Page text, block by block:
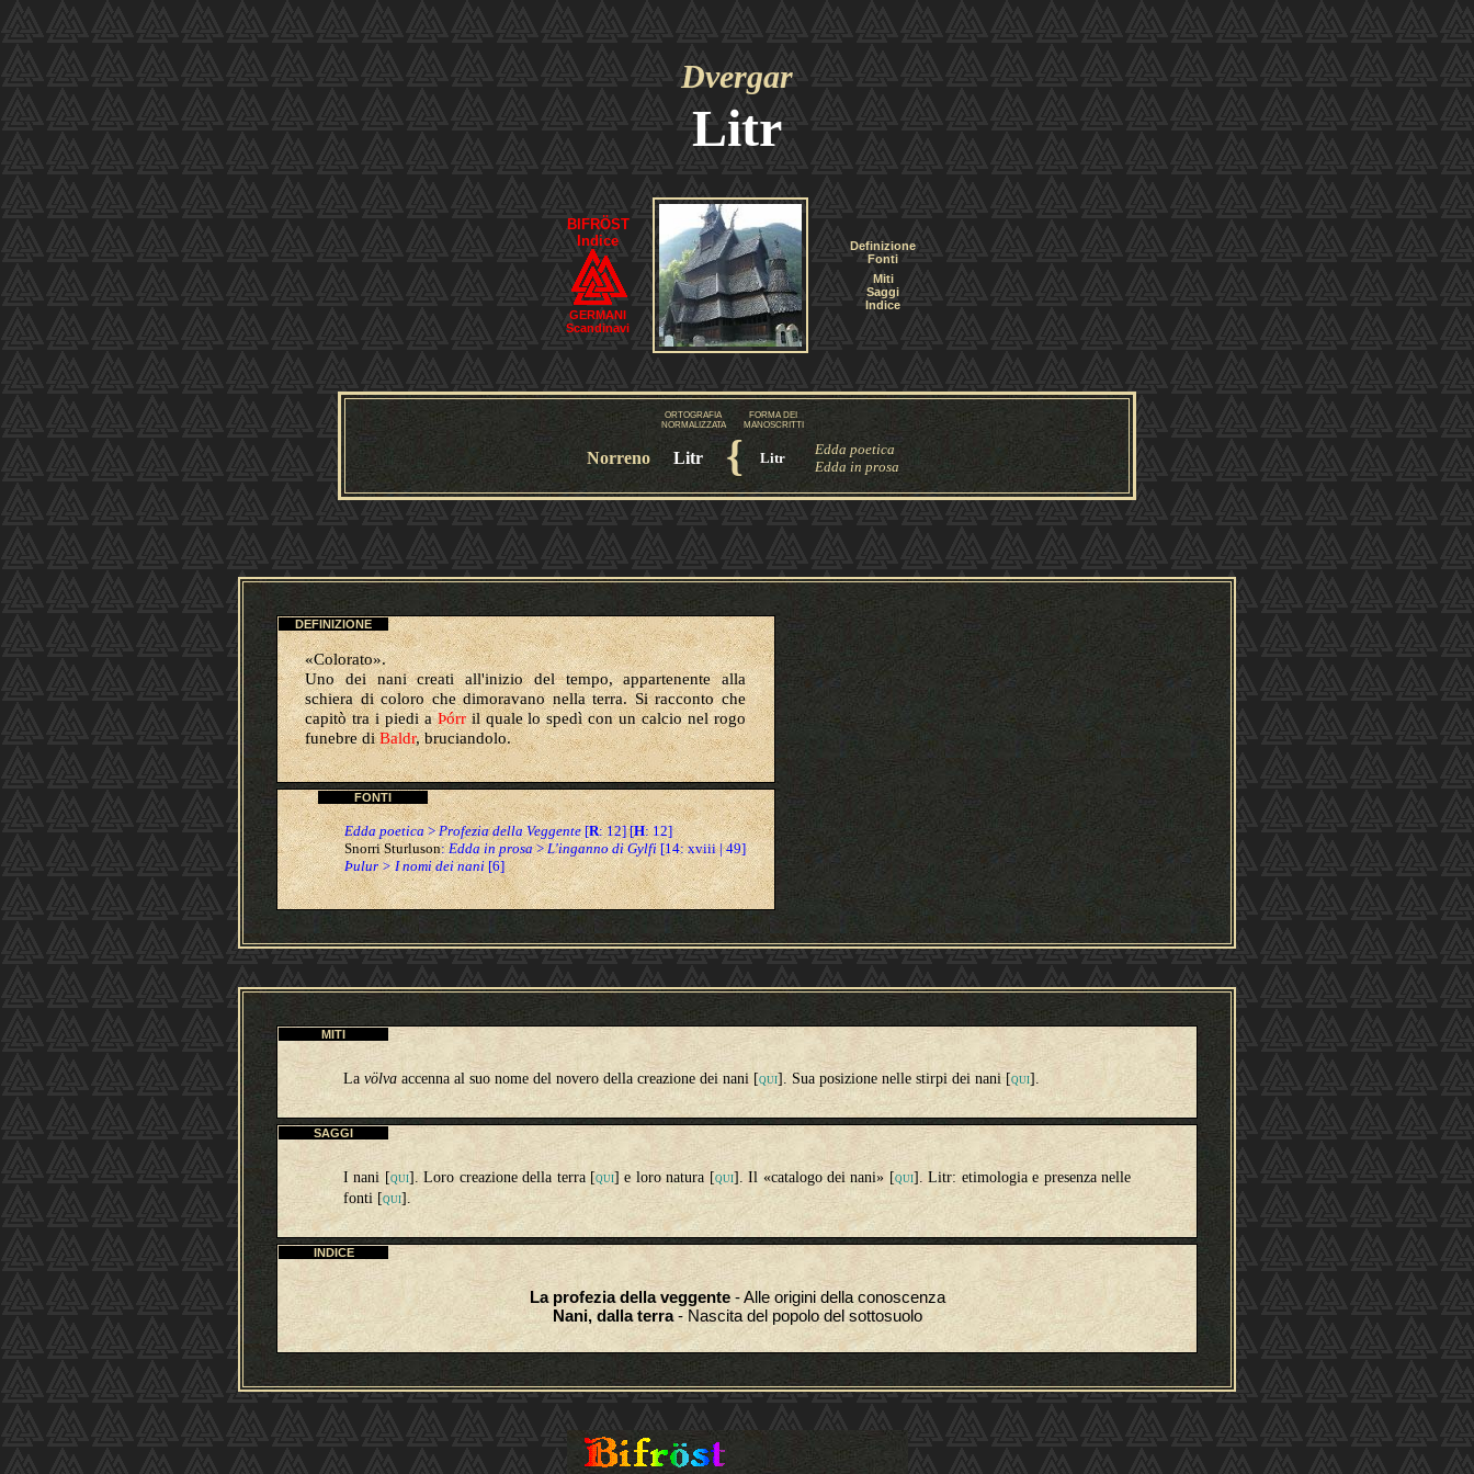
Dvergar
Litr
BIFRÖST
Indice
GERMANI
Scandinavi
Definizione
Fonti
Miti
Saggi
Indice
ORTOGRAFIA
NORMALIZZATA
{
FORMA DEI
MANOSCRITTI
Norreno Litr Litr
Edda poetica
Edda in prosa
DEFINIZIONE
«Colorato».
Uno dei nani creati all'inizio del tempo, appartenente alla
schiera di coloro che dimoravano nella terra.Si racconto che
capitò tra i piedi aÞórril quale lo spedì con un calcio nel rogo
funebre diBaldr, bruciandolo.
FONTI
Edda poetica>Profezia della Veggente[R: 12] [H: 12]
Snorri Sturluson:Edda in prosa>L'inganno di Gylfi[14: xviii | 49]
Þulur > I nomi dei nani [6]
MITI
La völva accenna al suo nome del novero della creazione dei nani [QUI]. Sua posizione nelle stirpi dei nani [QUI].
SAGGI
I nani [QUI]. Loro creazione della terra [QUI] e loro natura [QUI]. Il «catalogo dei nani» [QUI]. Litr: etimologia e presenza nelle
fonti [QUI] .
INDICE
La profezia della veggente- Alle origini della conoscenza
Nani, dalla terra- Nascita del popolo del sottosuolo